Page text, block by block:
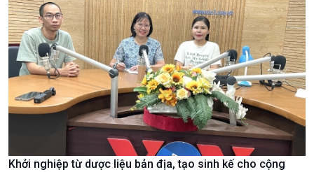
Xã hội chuyển động
Bước chân đến trường
Khởi nghiệp từ dược liệu bản địa, tạo sinh kế cho cộng